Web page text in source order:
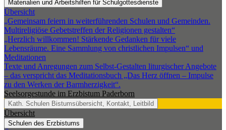
Materialien und Arbeitshilfen für Schulgottesdienste
Übersicht
„Gemeinsam feiern in weiterführenden Schulen und Gemeinden.
Multireligiöse Gebetstreffen der Religionen gestalten“
„Herzlich willkommen! Stärkende Gedanken für viele
Lebensräume. Eine Sammlung von christlichen Impulsen“ und
Meditationen
Texte und Anregungen zum Selbst-Gestalten liturgischer Angebote
– das verspricht das Meditationsbuch „Das Herz öffnen – Impulse
zu den Werken der Barmherzigkeit“.
Seelsorgestunde im Erzbistum Paderborn
Kath. Schulen Bistumsübersicht, Kontakt, Leitbild
Übersicht
Schulen des Erzbistums